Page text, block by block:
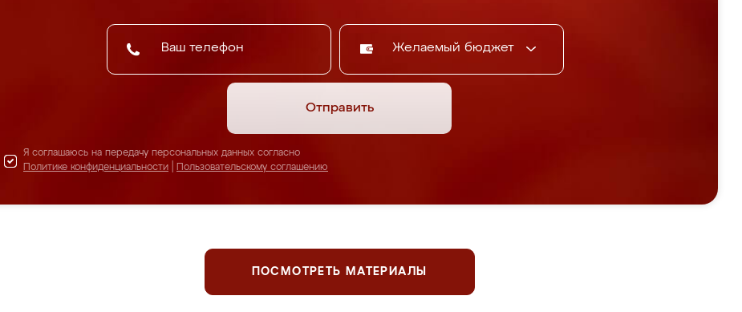
Желаемый бюджет
Отправить
Я соглашаюсь на передачу персональных данных согласно
Политике конфиденциальности
Пользовательскому соглашению
ПОСМОТРЕТЬ МАТЕРИАЛЫ